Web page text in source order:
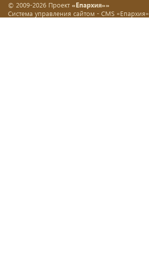
© 2009-2026 Проект «Епархия»»
Система управления сайтом - CMS «Епархия»